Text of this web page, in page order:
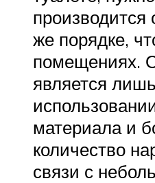
производится
же порядке,
помещениях.
является
материала и
количество
связи с